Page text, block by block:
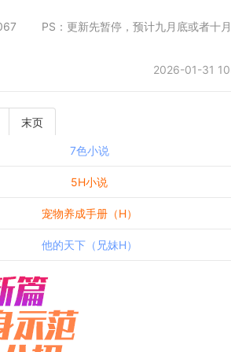
PS：更新先暂停，预计九月底或者十
2026-01-31
末页
7色小说
5H小说
宠物养成手册（H）
他的天下（兄妹H）